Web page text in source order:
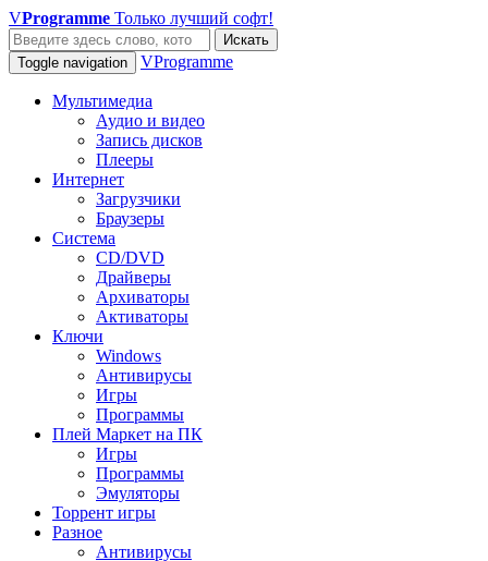
VProgramme Только лучший софт!
Искать
Toggle navigation
VProgramme
Мультимедиа
Аудио и видео
Запись дисков
Плееры
Интернет
Загрузчики
Браузеры
Система
CD/DVD
Драйверы
Архиваторы
Активаторы
Ключи
Windows
Антивирусы
Игры
Программы
Плей Маркет на ПК
Игры
Программы
Эмуляторы
Торрент игры
Разное
Антивирусы